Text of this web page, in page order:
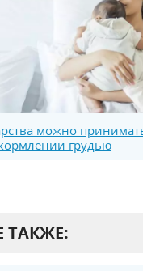
можно
грудью
ТАКЖЕ: